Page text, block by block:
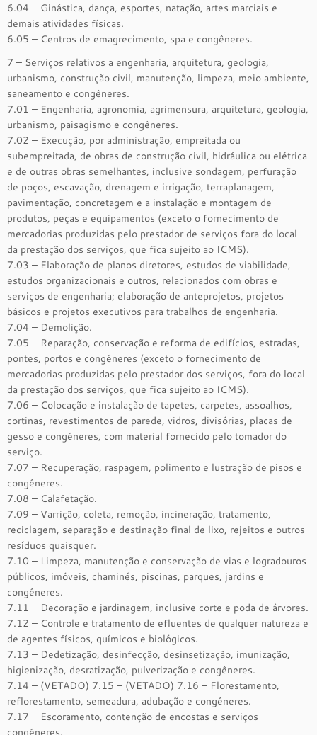
6.04 – Ginástica, dança, esportes, natação, artes marciais e
demais atividades físicas.
6.05 – Centros de emagrecimento, spa e congêneres.
7 – Serviços relativos a engenharia, arquitetura, geologia,
urbanismo, construção civil, manutenção, limpeza, meio ambiente,
saneamento e congêneres.
7.01 – Engenharia, agronomia, agrimensura, arquitetura, geologia,
urbanismo, paisagismo e congêneres.
7.02 – Execução, por administração, empreitada ou
subempreitada, de obras de construção civil, hidráulica ou elétrica
e de outras obras semelhantes, inclusive sondagem, perfuração
de poços, escavação, drenagem e irrigação, terraplanagem,
pavimentação, concretagem e a instalação e montagem de
produtos, peças e equipamentos (exceto o fornecimento de
mercadorias produzidas pelo prestador de serviços fora do local
da prestação dos serviços, que fica sujeito ao ICMS).
7.03 – Elaboração de planos diretores, estudos de viabilidade,
estudos organizacionais e outros, relacionados com obras e
serviços de engenharia; elaboração de anteprojetos, projetos
básicos e projetos executivos para trabalhos de engenharia.
7.04 – Demolição.
7.05 – Reparação, conservação e reforma de edifícios, estradas,
pontes, portos e congêneres (exceto o fornecimento de
mercadorias produzidas pelo prestador dos serviços, fora do local
da prestação dos serviços, que fica sujeito ao ICMS).
7.06 – Colocação e instalação de tapetes, carpetes, assoalhos,
cortinas, revestimentos de parede, vidros, divisórias, placas de
gesso e congêneres, com material fornecido pelo tomador do
serviço.
7.07 – Recuperação, raspagem, polimento e lustração de pisos e
congêneres.
7.08 – Calafetação.
7.09 – Varrição, coleta, remoção, incineração, tratamento,
reciclagem, separação e destinação final de lixo, rejeitos e outros
resíduos quaisquer.
7.10 – Limpeza, manutenção e conservação de vias e logradouros
públicos, imóveis, chaminés, piscinas, parques, jardins e
congêneres.
7.11 – Decoração e jardinagem, inclusive corte e poda de árvores.
7.12 – Controle e tratamento de efluentes de qualquer natureza e
de agentes físicos, químicos e biológicos.
7.13 – Dedetização, desinfecção, desinsetização, imunização,
higienização, desratização, pulverização e congêneres.
7.14 – (VETADO) 7.15 – (VETADO) 7.16 – Florestamento,
reflorestamento, semeadura, adubação e congêneres.
7.17 – Escoramento, contenção de encostas e serviços
congêneres.